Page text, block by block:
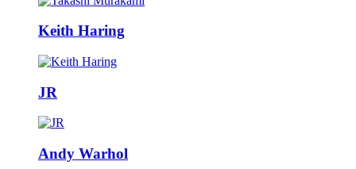
Keith Haring
JR
Andy Warhol